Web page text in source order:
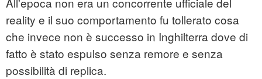
reality e il suo comportamento fu tollerato cosa
che invece non è successo in Inghilterra dove di
fatto è stato espulso senza remore e senza
possibilità di replica.